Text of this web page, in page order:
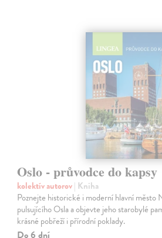
Oslo - průvodce do kapsy
kolektív autorov| Kniha
Poznejte historické i moderní hlavní město
pulsujícího Osla a objevte jeho starobylé
krásné pobřeží i přírodní poklady.
Do 6 dní